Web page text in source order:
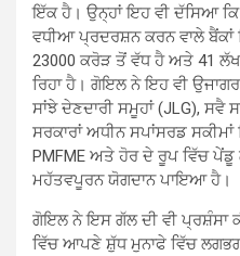
ਇੱਕ ਹੈ। ਉਨ੍ਹਾਂ ਇਹ ਵੀ ਦੱਸਿਆ ਕਿ
ਵਧੀਆ ਪ੍ਰਦਰਸ਼ਨ ਕਰਨ ਵਾਲੇ ਬੈਂਕਾਂ
23000 ਕਰੋੜ ਤੋਂ ਵੱਧ ਹੈ ਅਤੇ 41 ਲੱਖ
ਰਿਹਾ ਹੈ। ਗੋਇਲ ਨੇ ਇਹ ਵੀ ਉਜਾਗਰ
ਸਾਂਝੇ ਦੇਣਦਾਰੀ ਸਮੂਹਾਂ (JLG), ਸਵੈ
ਸਰਕਾਰਾਂ ਅਧੀਨ ਸਪਾਂਸਰਡ ਸਕੀਮਾਂ
PMFME ਅਤੇ ਹੋਰ ਦੇ ਰੂਪ ਵਿੱਚ
ਮਹੱਤਵਪੂਰਨ ਯੋਗਦਾਨ ਪਾਇਆ ਹੈ।
ਗੋਇਲ ਨੇ ਇਸ ਗੱਲ ਦੀ ਵੀ ਪ੍ਰਸ਼ੰਸਾ
ਵਿੱਚ ਆਪਣੇ ਸ਼ੁੱਧ ਮੁਨਾਫੇ ਵਿੱਚ ਲਗਭਗ